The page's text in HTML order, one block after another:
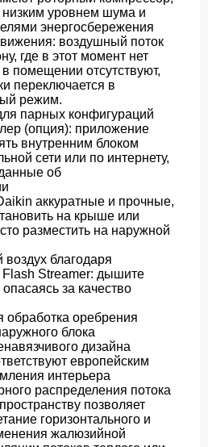
низким уровнем шума и
энергосбережения
воздушный поток
где в этот момент нет
помещении отсутствуют,
переключается в
режим.
парных конфигураций
(опция): приложение
внутренним блоком
сети или по интернету,
об
аккуратные и прочные,
на крыше или
разместить на наружной
благодаря
Flash Streamer: дышите
за качество
обработка оребрения
блока
дизайна
европейским
интерьера
распределения потока
позволяет
горизонтального и
жалюзийной